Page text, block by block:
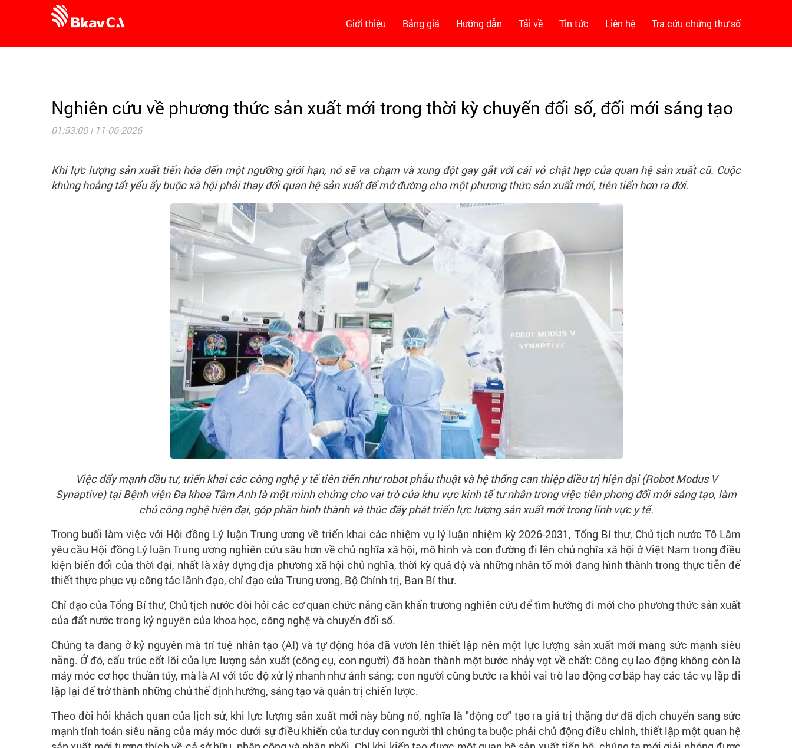
Giới thiệu Bảng giá Hướng dẫn Tải về Tin tức Liên hệ Tra cứu chứng thư số
Nghiên cứu về phương thức sản xuất mới trong thời kỳ chuyển đổi số, đổi mới sáng tạo
01:53:00 | 11-06-2026
Khilực lượng sản xuấttiến hóa đến một ngưỡng giới hạn, nó sẽ va chạm và xung đột gay gắt với cái vỏ chật hẹp của quan hệ sản xuất cũ. Cuộc
khủng hoảng tất yếu ấy buộc xã hội phải thay đổi quan hệ sản xuất để mở đường cho một phương thức sản xuất mới, tiên tiến hơn ra đời.
Việc đẩy mạnh đầu tư, triển khai các công nghệ y tế tiên tiến như robot phẫu thuật và hệ thống can thiệp điều trị hiện đại (Robot Modus V
Synaptive) tại Bệnh viện Đa khoa Tâm Anh là một minh chứng cho vai trò của khu vực kinh tế tư nhân trong việc tiên phong đổi mới sáng tạo, làm
chủ công nghệ hiện đại, góp phần hình thành và thúc đẩy phát triển lực lượng sản xuất mới trong lĩnh vực y tế.
Trong buổi làm việc với Hội đồng Lý luận Trung ương về triển khai các nhiệm vụ lý luận nhiệm kỳ 2026-2031, Tổng Bí thư, Chủ tịch nước Tô Lâm
yêu cầu Hội đồng Lý luận Trung ương nghiên cứu sâu hơn về chủ nghĩa xã hội, mô hình và con đường đi lên chủ nghĩa xã hội ở Việt Nam trong điều
kiện biến đổi của thời đại, nhất là xây dựng địa phương xã hội chủ nghĩa, thời kỳ quá độ và những nhân tố mới đang hình thành trong thực tiễn để
thiết thực phục vụ công tác lãnh đạo, chỉ đạo của Trung ương, Bộ Chính trị, Ban Bí thư.
Chỉ đạo của Tổng Bí thư, Chủ tịch nước đòi hỏi các cơ quan chức năng cần khẩn trương nghiên cứu để tìm hướng đi mới cho phương thức sản xuất
của đất nước trong kỷ nguyên của khoa học, công nghệ và chuyển đổi số.
Chúng ta đang ở kỷ nguyên mà trí tuệ nhân tạo (AI) và tự động hóa đã vươn lên thiết lập nên một lực lượng sản xuất mới mang sức mạnh siêu
năng. Ở đó, cấu trúc cốt lõi của lực lượng sản xuất (công cụ, con người) đã hoàn thành một bước nhảy vọt về chất: Công cụ lao động không còn là
máy móc cơ học thuần túy, mà là AI với tốc độ xử lý nhanh như ánh sáng; con người cũng bước ra khỏi vai trò lao động cơ bắp hay các tác vụ lặp đi
lặp lại để trở thành những chủ thể định hướng, sáng tạo và quản trị chiến lược.
Theo đòi hỏi khách quan của lịch sử, khi lực lượng sản xuất mới này bùng nổ, nghĩa là "động cơ" tạo ra giá trị thặng dư đã dịch chuyển sang sức
mạnh tính toán siêu năng của máy móc dưới sự điều khiển của tư duy con người thì chúng ta buộc phải chủ động điều chỉnh, thiết lập một quan hệ